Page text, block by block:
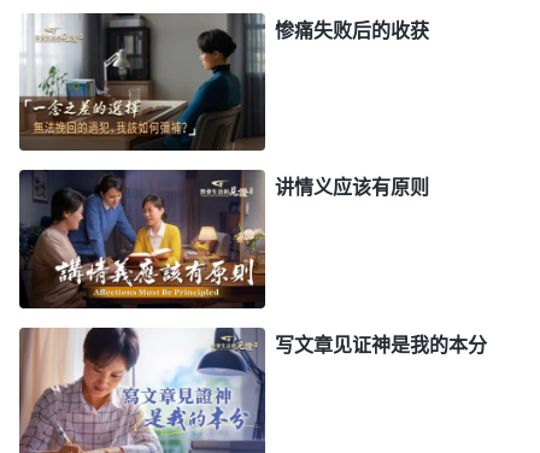
志被压制之后，那你追求正面事物、追求真理的动力
就被压制住了。这个被压制不是周遭的环境给你带来
的，不是任何人给你带来的，当然也不是神给你命定
的，而是你内心深处一种严重的负面情绪导致的。
《话・卷六 关于追求真理・怎样追求真理（一）》
神的话我才认识到，原来我一直怕在人前说话、怕尽
组长的本分是自卑的情绪导致的。小时候因为我害羞
不好意思跟陌生人打招呼，父母就总说我是哑巴不会
说话，说我一辈子都上不了台面，亲戚也因为我不会
说客套话说我像傻子，这些话都深深地伤了我的自尊
心，我就产生了自卑情绪。因此我就总定规自己不会
惨痛失败后的收获
讲情义应该有原则
写文章见证神是我的本分